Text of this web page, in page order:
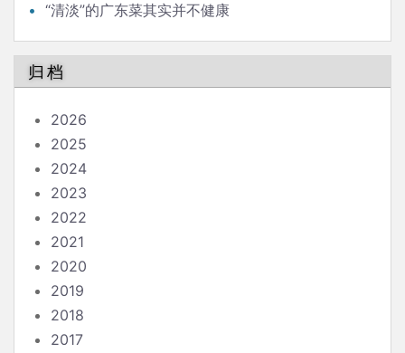
“清淡”的广东菜其实并不健康
归档
2026
2025
2024
2023
2022
2021
2020
2019
2018
2017